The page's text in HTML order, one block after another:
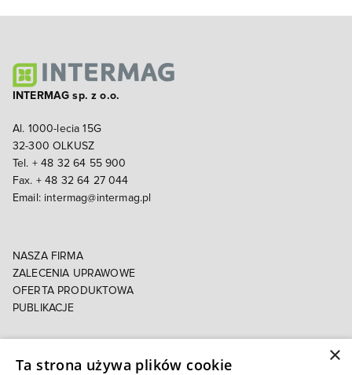
INTERMAG sp. z o.o.
Al. 1000-lecia 15G
32-300 OLKUSZ
Tel. + 48 32 64 55 900
Fax. + 48 32 64 27 044
Email: intermag@intermag.pl
NASZA FIRMA
ZALECENIA UPRAWOWE
OFERTA PRODUKTOWA
PUBLIKACJE
POLITYKA COOKIES
×
Ta strona używa plików cookie